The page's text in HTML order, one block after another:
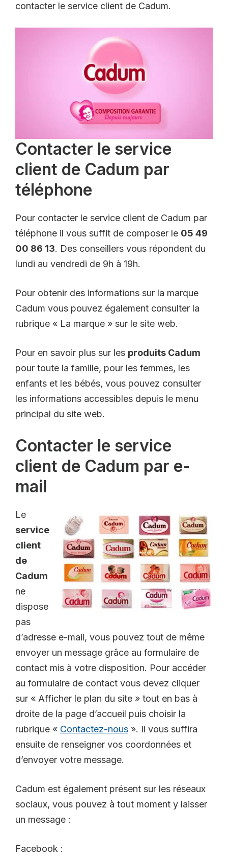
contacter le service client de Cadum.
Contacter le service
client de Cadum par
téléphone
Pour contacter le service client de Cadum par
téléphone il vous suffit de composer le 05 49
00 86 13. Des conseillers vous répondent du
lundi au vendredi de 9h à 19h.
Pour obtenir des informations sur la marque
Cadum vous pouvez également consulter la
rubrique « La marque » sur le site web.
Pour en savoir plus sur les produits Cadum
pour toute la famille, pour les femmes, les
enfants et les bébés, vous pouvez consulter
les informations accessibles depuis le menu
principal du site web.
Contacter le service
client de Cadum par e-
mail
Le
service
client
de
Cadum
ne
dispose
pas
d’adresse e-mail, vous pouvez tout de même
envoyer un message grâce au formulaire de
contact mis à votre disposition. Pour accéder
au formulaire de contact vous devez cliquer
sur « Afficher le plan du site » tout en bas à
droite de la page d’accueil puis choisir la
rubrique « Contactez-nous ». Il vous suffira
ensuite de renseigner vos coordonnées et
d’envoyer votre message.
Cadum est également présent sur les réseaux
sociaux, vous pouvez à tout moment y laisser
un message :
Facebook :